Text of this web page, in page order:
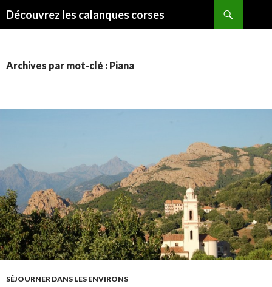
Découvrez les calanques corses
Archives par mot-clé : Piana
SÉJOURNER DANS LES ENVIRONS